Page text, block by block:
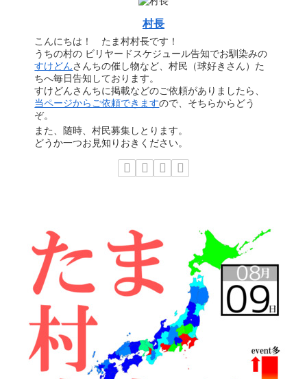
村長
こんにちは！ たま村村長です！
うちの村の ビリヤードスケジュール告知でお馴染みの
すけどんさんちの催し物など、村民（球好きさん）た
ちへ毎日告知しております。
すけどんさんちに掲載などのご依頼がありましたら、
当ページからご依頼できますので、そちらからどう
ぞ。
また、随時、村民募集しとります。
どうか一つお見知りおきください。